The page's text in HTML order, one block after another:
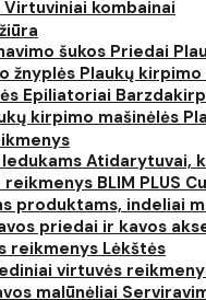
Virtuviniai kombainai
šukos Priedai
žnyplės Plaukų kirpimo
Epiliatoriai
kirpimo mašinėlės
Atidarytuvai,
reikmenys BLIM PLUS
produktams, indeliai
priedai ir kavos
reikmenys Lėkštės
virtuvės
malūnėliai